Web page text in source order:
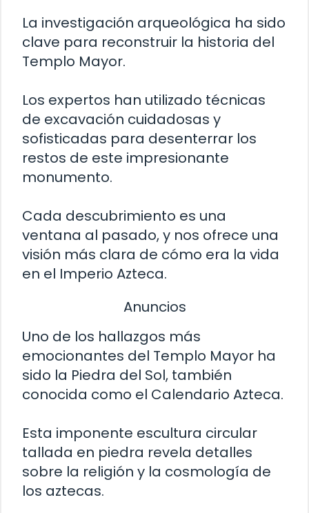
La investigación arqueológica ha sido
clave para reconstruir la historia del
Templo Mayor.
Los expertos han utilizado técnicas
de excavación cuidadosas y
sofisticadas para desenterrar los
restos de este impresionante
monumento.
Cada descubrimiento es una
ventana al pasado, y nos ofrece una
visión más clara de cómo era la vida
en el Imperio Azteca.
Anuncios
Uno de los hallazgos más
emocionantes del Templo Mayor ha
sido la Piedra del Sol, también
conocida como el Calendario Azteca.
Esta imponente escultura circular
tallada en piedra revela detalles
sobre la religión y la cosmología de
los aztecas.